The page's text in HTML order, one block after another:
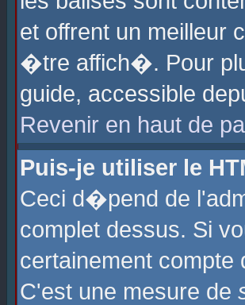
et offrent un meilleur
�tre affich�. Pour
guide, accessible
Revenir en haut de
Puis-je utiliser le
Ceci d�pend de
complet dessus. Si
certainement compte
C'est une mesure de